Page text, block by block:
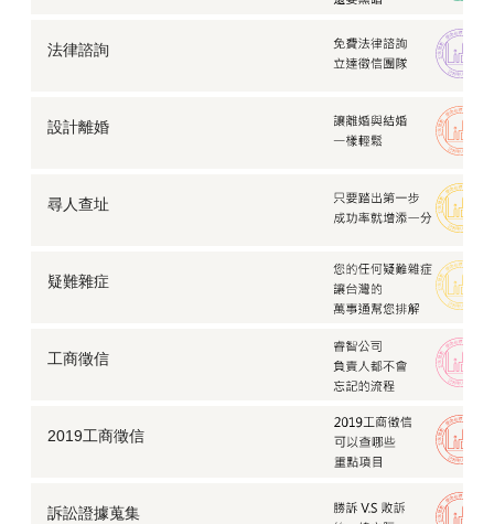
法律諮詢
設計離婚
尋人查址
疑難雜症
工商徵信
2019工商徵信
訴訟證據蒐集